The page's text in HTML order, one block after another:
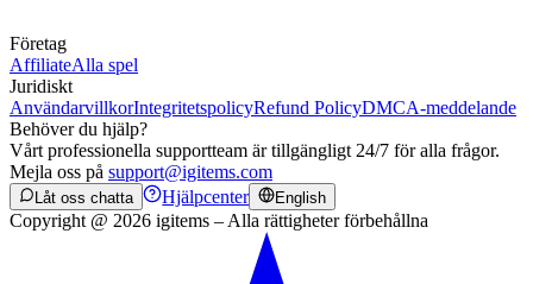
Företag
AffiliateAlla spel
Juridiskt
AnvändarvillkorIntegritetspolicyRefund PolicyDMCA-meddelande
Behöver du hjälp?
Vårt professionella supportteam är tillgängligt 24/7 för alla frågor.
Mejla oss på support@igitems.com
Låt oss chatta Hjälpcenter English
Copyright @ 2026 igitems – Alla rättigheter förbehållna